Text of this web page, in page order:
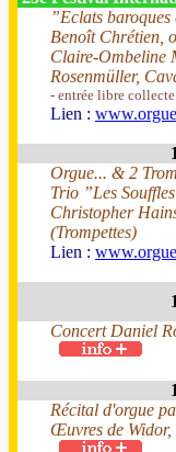
”Eclats baroques
Benoît Chrétien,
Claire-Ombeline
Rosenmüller,
- entrée libre collecte
Lien :
Orgue... & 2
Trio ”Les
Christopher
(Trompettes)
Lien :
Concert Daniel
Récital d'orgue
Œuvres de